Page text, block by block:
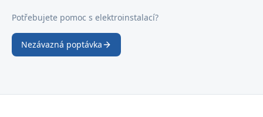
Potřebujete pomoc s elektroinstalací?
Nezávazná poptávka